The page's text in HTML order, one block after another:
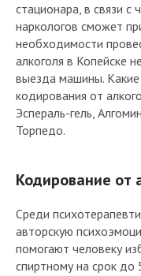
стационара, в связи
наркологов сможет
необходимости
алкоголя в Копейске
выезда машины.
кодирования от
Эспераль-гель,
Торпедо.
Кодирование от
Среди
авторскую
помогают человеку
спиртному на срок до